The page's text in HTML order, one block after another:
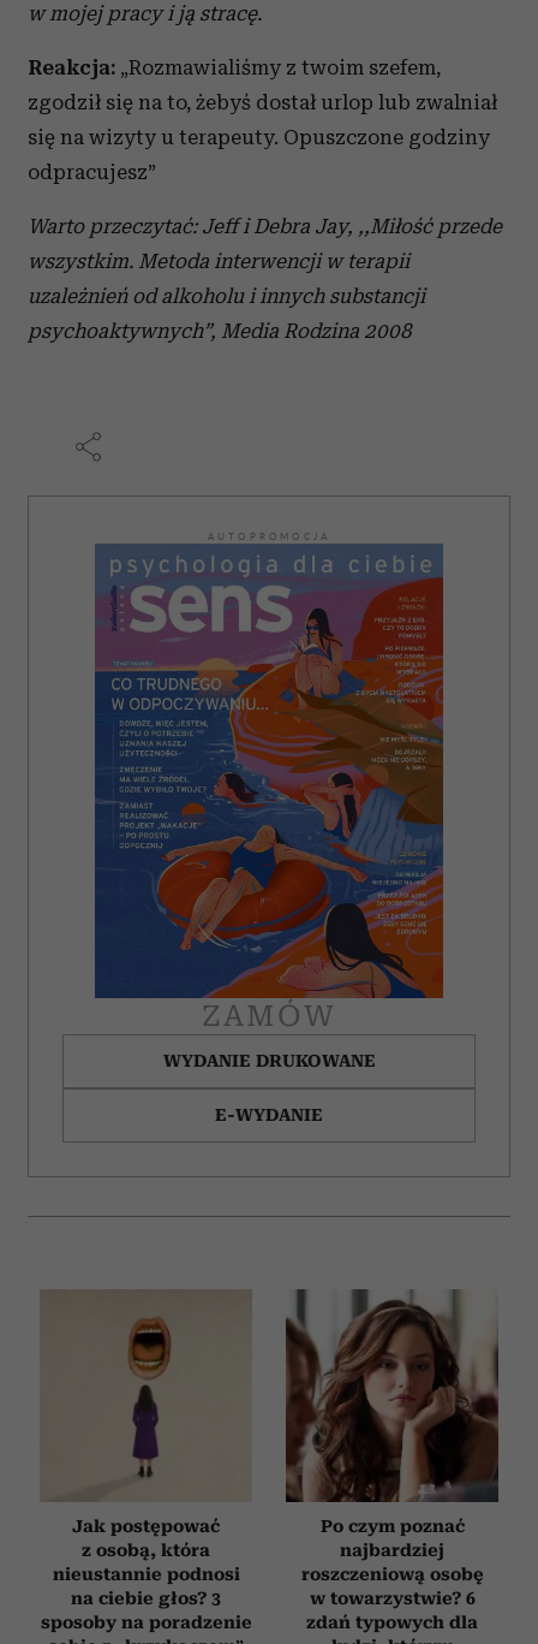
w mojej pracy i ją stracę.
Reakcja: „Rozmawialiśmy z twoim szefem,
zgodził się na to, żebyś dostał urlop lub zwalniał
się na wizyty u terapeuty. Opuszczone godziny
odpracujesz”
Warto przeczytać: Jeff i Debra Jay, ,,Miłość przede
wszystkim. Metoda interwencji w terapii
uzależnień od alkoholu i innych substancji
psychoaktywnych”, Media Rodzina 2008
AUTOPROMOCJA
ZAMÓW
WYDANIE DRUKOWANE
E-WYDANIE
Jak postępować
z osobą, która
nieustannie podnosi
na ciebie głos? 3
sposoby na poradzenie
Po czym poznać
najbardziej
roszczeniową osobę
w towarzystwie? 6
zdań typowych dla